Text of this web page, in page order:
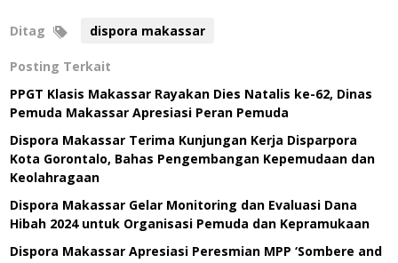
Ditag dispora makassar
Posting Terkait
PPGT Klasis Makassar Rayakan Dies Natalis ke-62, Dinas
Pemuda Makassar Apresiasi Peran Pemuda
Dispora Makassar Terima Kunjungan Kerja Disparpora
Kota Gorontalo, Bahas Pengembangan Kepemudaan dan
Keolahragaan
Dispora Makassar Gelar Monitoring dan Evaluasi Dana
Hibah 2024 untuk Organisasi Pemuda dan Kepramukaan
Dispora Makassar Apresiasi Peresmian MPP ‘Sombere and